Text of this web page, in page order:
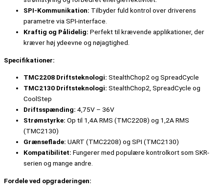
SPI-Kommunikation: Tilbyder fuld kontrol over driverens
parametre via SPI-interface.
Kraftig og Pålidelig: Perfekt til krævende applikationer, der
kræver høj ydeevne og nøjagtighed.
Specifikationer:
TMC2208 Driftsteknologi: StealthChop2 og SpreadCycle
TMC2130 Driftsteknologi: StealthChop2, SpreadCycle og
CoolStep
Driftsspænding: 4,75V – 36V
Strømstyrke: Op til 1,4A RMS (TMC2208) og 1,2A RMS
(TMC2130)
Grænseflade: UART (TMC2208) og SPI (TMC2130)
Kompatibilitet: Fungerer med populære kontrolkort som SKR-
serien og mange andre.
Fordele ved opgraderingen: